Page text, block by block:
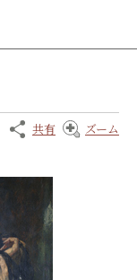
共有 ズーム